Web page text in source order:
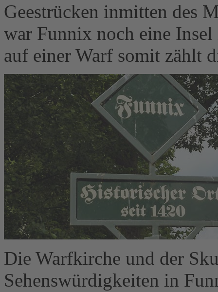
Geestrücken inmitten des
war Funnix noch eine
auf einer Warf somit zählt
Die Warfkirche und der
Sehenswürdigkeiten in